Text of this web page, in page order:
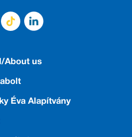
About us
Éva Alapítvány